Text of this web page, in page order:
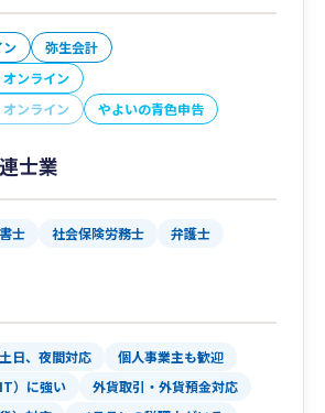
ン
弥生会計
ンライン
ンライン
やよいの青色申告
士業
士 社会保険労務士 弁護士
土日、夜間対応
個人事業主も歓迎
）に強い
外貨取引・外貨預金対応